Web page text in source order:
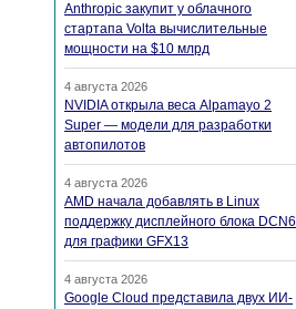
Anthropic закупит у облачного
стартапа Volta вычислительные
мощности на $10 млрд
4 августа 2026
NVIDIA открыла веса Alpamayo 2
Super — модели для разработки
автопилотов
4 августа 2026
AMD начала добавлять в Linux
поддержку дисплейного блока DCN6
для графики GFX13
4 августа 2026
Google Cloud представила двух ИИ-